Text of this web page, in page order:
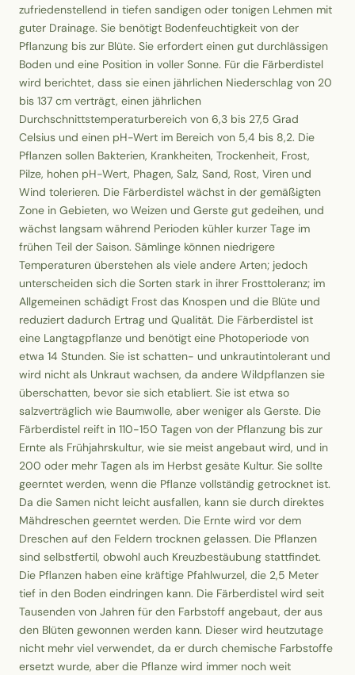
zufriedenstellend in tiefen sandigen oder tonigen Lehmen mit
guter Drainage. Sie benötigt Bodenfeuchtigkeit von der
Pflanzung bis zur Blüte. Sie erfordert einen gut durchlässigen
Boden und eine Position in voller Sonne. Für die Färberdistel
wird berichtet, dass sie einen jährlichen Niederschlag von 20
bis 137 cm verträgt, einen jährlichen
Durchschnittstemperaturbereich von 6,3 bis 27,5 Grad
Celsius und einen pH-Wert im Bereich von 5,4 bis 8,2. Die
Pflanzen sollen Bakterien, Krankheiten, Trockenheit, Frost,
Pilze, hohen pH-Wert, Phagen, Salz, Sand, Rost, Viren und
Wind tolerieren. Die Färberdistel wächst in der gemäßigten
Zone in Gebieten, wo Weizen und Gerste gut gedeihen, und
wächst langsam während Perioden kühler kurzer Tage im
frühen Teil der Saison. Sämlinge können niedrigere
Temperaturen überstehen als viele andere Arten; jedoch
unterscheiden sich die Sorten stark in ihrer Frosttoleranz; im
Allgemeinen schädigt Frost das Knospen und die Blüte und
reduziert dadurch Ertrag und Qualität. Die Färberdistel ist
eine Langtagpflanze und benötigt eine Photoperiode von
etwa 14 Stunden. Sie ist schatten- und unkrautintolerant und
wird nicht als Unkraut wachsen, da andere Wildpflanzen sie
überschatten, bevor sie sich etabliert. Sie ist etwa so
salzverträglich wie Baumwolle, aber weniger als Gerste. Die
Färberdistel reift in 110-150 Tagen von der Pflanzung bis zur
Ernte als Frühjahrskultur, wie sie meist angebaut wird, und in
200 oder mehr Tagen als im Herbst gesäte Kultur. Sie sollte
geerntet werden, wenn die Pflanze vollständig getrocknet ist.
Da die Samen nicht leicht ausfallen, kann sie durch direktes
Mähdreschen geerntet werden. Die Ernte wird vor dem
Dreschen auf den Feldern trocknen gelassen. Die Pflanzen
sind selbstfertil, obwohl auch Kreuzbestäubung stattfindet.
Die Pflanzen haben eine kräftige Pfahlwurzel, die 2,5 Meter
tief in den Boden eindringen kann. Die Färberdistel wird seit
Tausenden von Jahren für den Farbstoff angebaut, der aus
den Blüten gewonnen werden kann. Dieser wird heutzutage
nicht mehr viel verwendet, da er durch chemische Farbstoffe
ersetzt wurde, aber die Pflanze wird immer noch weit